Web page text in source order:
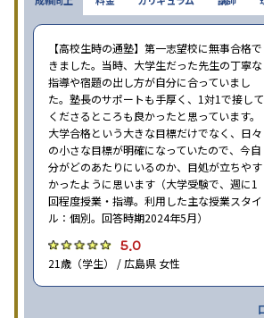
【高校生時の通塾】第一志望校に無事合格で
きました。当時、大学生だった先生の丁寧な
指導や宿題の出し方が自分に合っていまし
た。塾長のサポートも手厚く、1対1で接して
くださるところも良かったと思っています。
大学合格という大きな目標だけでなく、日々
の小さな目標が明確になっていたので、今自
分がどのあたりにいるのか、目処が立ちやす
かったように思います（大学受験で、週に1
回程度授業・指導。利用した主な授業スタイ
ル：個別。回答時期2024年5月）
5.0
21歳（学生） / 広島県 女性